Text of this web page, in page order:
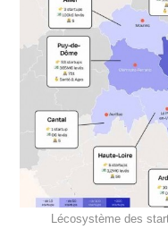
Lécosystème des